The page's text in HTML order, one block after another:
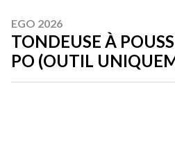
EGO 2026
TONDEUSE À
PO (OUTIL